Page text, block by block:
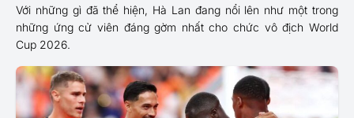
Với những gì đã thể hiện, Hà Lan đang nổi lên như một trong
những ứng cử viên đáng gờm nhất cho chức vô địch World
Cup 2026.